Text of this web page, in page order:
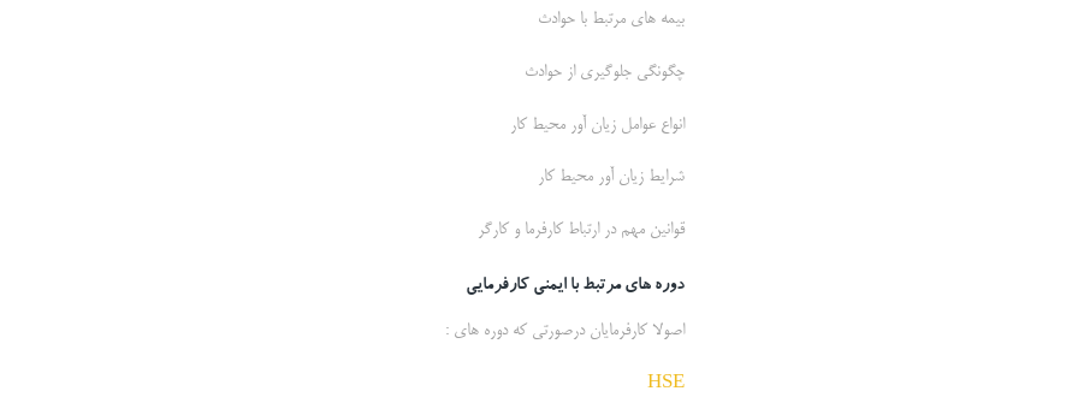
بیمه های مرتبط با حوادث
چگونگی جلوگیری از حوادث
انواع عوامل زیان آور محیط کار
شرایط زیان آور محیط کار
قوانین مهم در ارتباط کارفرما و کارگر
دوره های مرتبط با ایمنی کارفرمایی
اصولا کارفرمایان درصورتی که دوره های :
HSE